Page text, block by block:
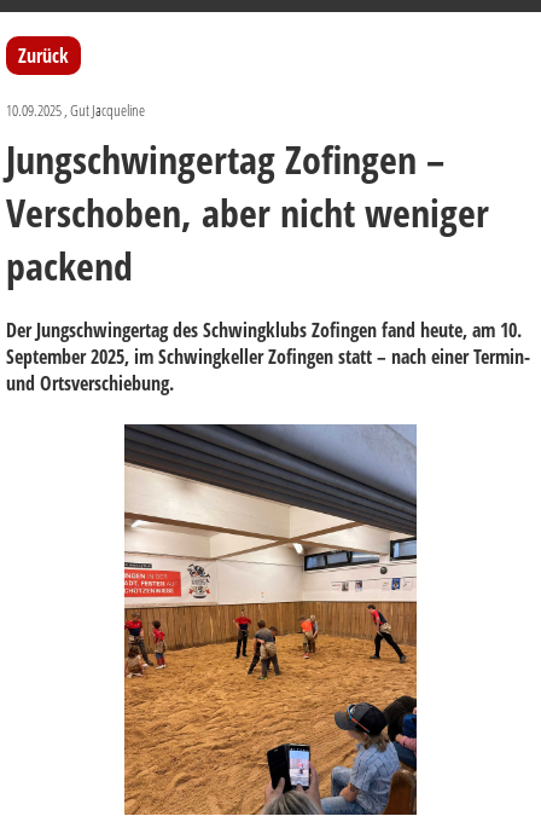
Zurück
10.09.2025, Gut Jacqueline
Jungschwingertag Zofingen –
Verschoben, aber nicht weniger
packend
Der Jungschwingertag des Schwingklubs Zofingen fand heute, am 10.
September 2025, im Schwingkeller Zofingen statt – nach einer Termin-
und Ortsverschiebung.